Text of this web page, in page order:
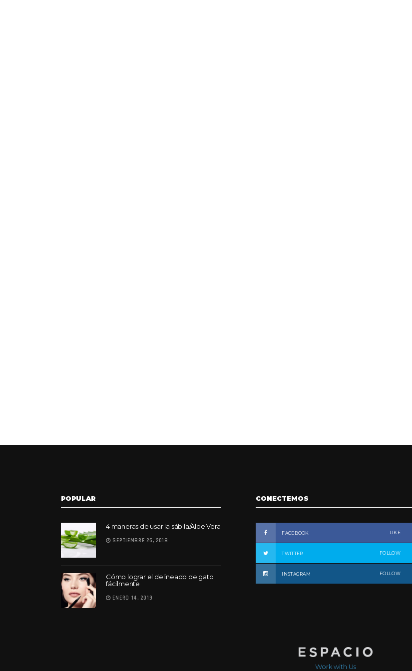
POPULAR
4 maneras de usar la sábila/Aloe Vera
SEPTIEMBRE 26, 2018
Cómo lograr el delineado de gato
fácilmente
ENERO 14, 2019
CONECTEMOS
FACEBOOK LIKE
TWITTER FOLLOW
INSTAGRAM FOLLOW
Work with Us